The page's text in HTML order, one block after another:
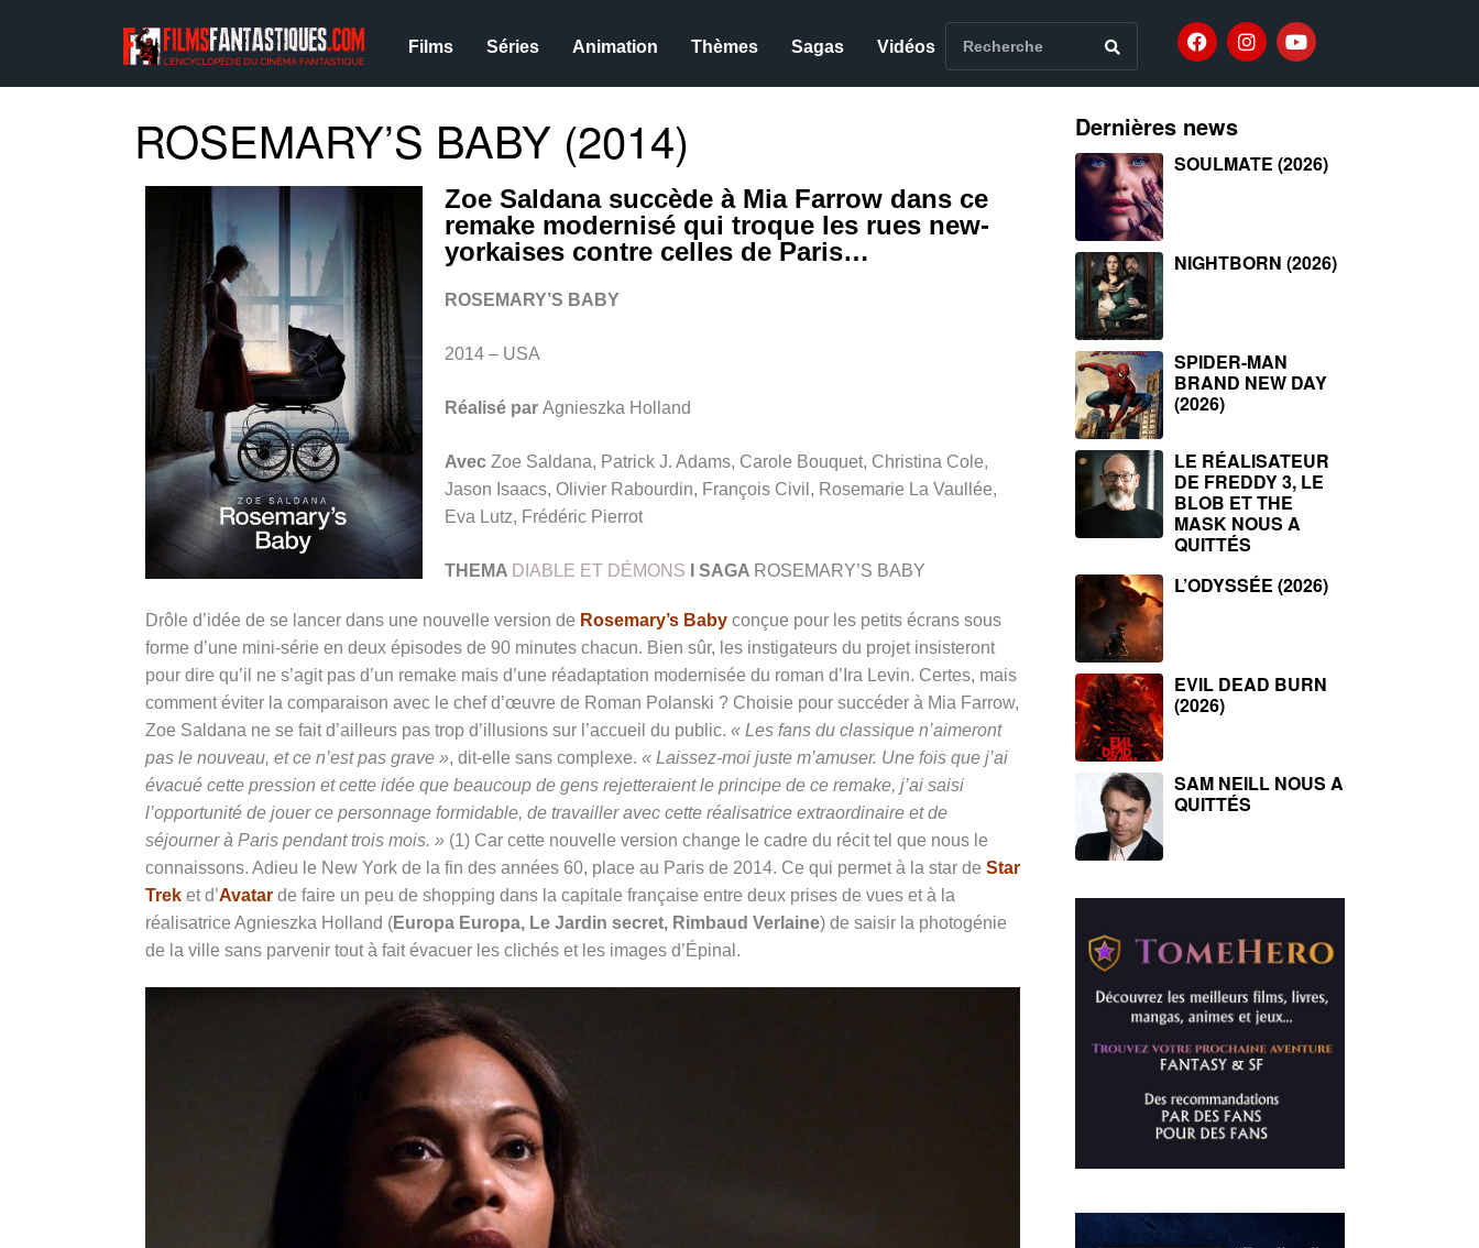
Films Séries Animation Thèmes Sagas Vidéos
ROSEMARY’S BABY (2014)
Zoe Saldana succède à Mia Farrow dans ce
remake modernisé qui troque les rues new-
yorkaises contre celles de Paris…
ROSEMARY’S BABY
2014 – USA
Réalisé par Agnieszka Holland
Avec Zoe Saldana, Patrick J. Adams, Carole Bouquet, Christina Cole,
Jason Isaacs, Olivier Rabourdin, François Civil, Rosemarie La Vaullée,
Eva Lutz, Frédéric Pierrot
THEMA DIABLE ET DÉMONS SAGA ROSEMARY’S BABY
Drôle d’idée de se lancer dans une nouvelle version de Rosemary’s Baby conçue pour les petits écrans sous
forme d’une mini-série en deux épisodes de 90 minutes chacun. Bien sûr, les instigateurs du projet insisteront
pour dire qu’il ne s’agit pas d’un remake mais d’une réadaptation modernisée du roman d’Ira Levin. Certes, mais
comment éviter la comparaison avec le chef d’œuvre de Roman Polanski ? Choisie pour succéder à Mia Farrow,
Zoe Saldana ne se fait d’ailleurs pas trop d’illusions sur l’accueil du public. « Les fans du classique n’aimeront
pas le nouveau, et ce n’est pas grave », dit-elle sans complexe. « Laissez-moi juste m’amuser. Une fois que j’ai
évacué cette pression et cette idée que beaucoup de gens rejetteraient le principe de ce remake, j’ai saisi
l’opportunité de jouer ce personnage formidable, de travailler avec cette réalisatrice extraordinaire et de
séjourner à Paris pendant trois mois. » (1) Car cette nouvelle version change le cadre du récit tel que nous le
connaissons. Adieu le New York de la fin des années 60, place au Paris de 2014. Ce qui permet à la star de Star
Trek et d’Avatar de faire un peu de shopping dans la capitale française entre deux prises de vues et à la
réalisatrice Agnieszka Holland (Europa Europa, Le Jardin secret, Rimbaud Verlaine) de saisir la photogénie
de la ville sans parvenir tout à fait évacuer les clichés et les images d’Épinal.
Dernières news
SOULMATE (2026)
NIGHTBORN (2026)
SPIDER-MAN
BRAND NEW DAY
(2026)
LE RÉALISATEUR
DE FREDDY 3, LE
BLOB ET THE
MASK NOUS A
QUITTÉS
L’ODYSSÉE (2026)
EVIL DEAD BURN
(2026)
SAM NEILL NOUS A
QUITTÉS